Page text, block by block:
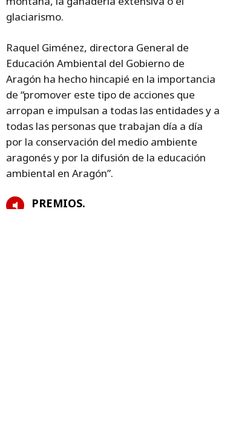
glaciarismo.
Raquel Giménez, directora General de
Educación Ambiental del Gobierno de
Aragón ha hecho hincapié en la importancia
de “promover este tipo de acciones que
arropan e impulsan a todas las entidades y a
todas las personas que trabajan día a día
por la conservación del medio ambiente
aragonés y por la difusión de la educación
ambiental en Aragón”.
PREMIOS.